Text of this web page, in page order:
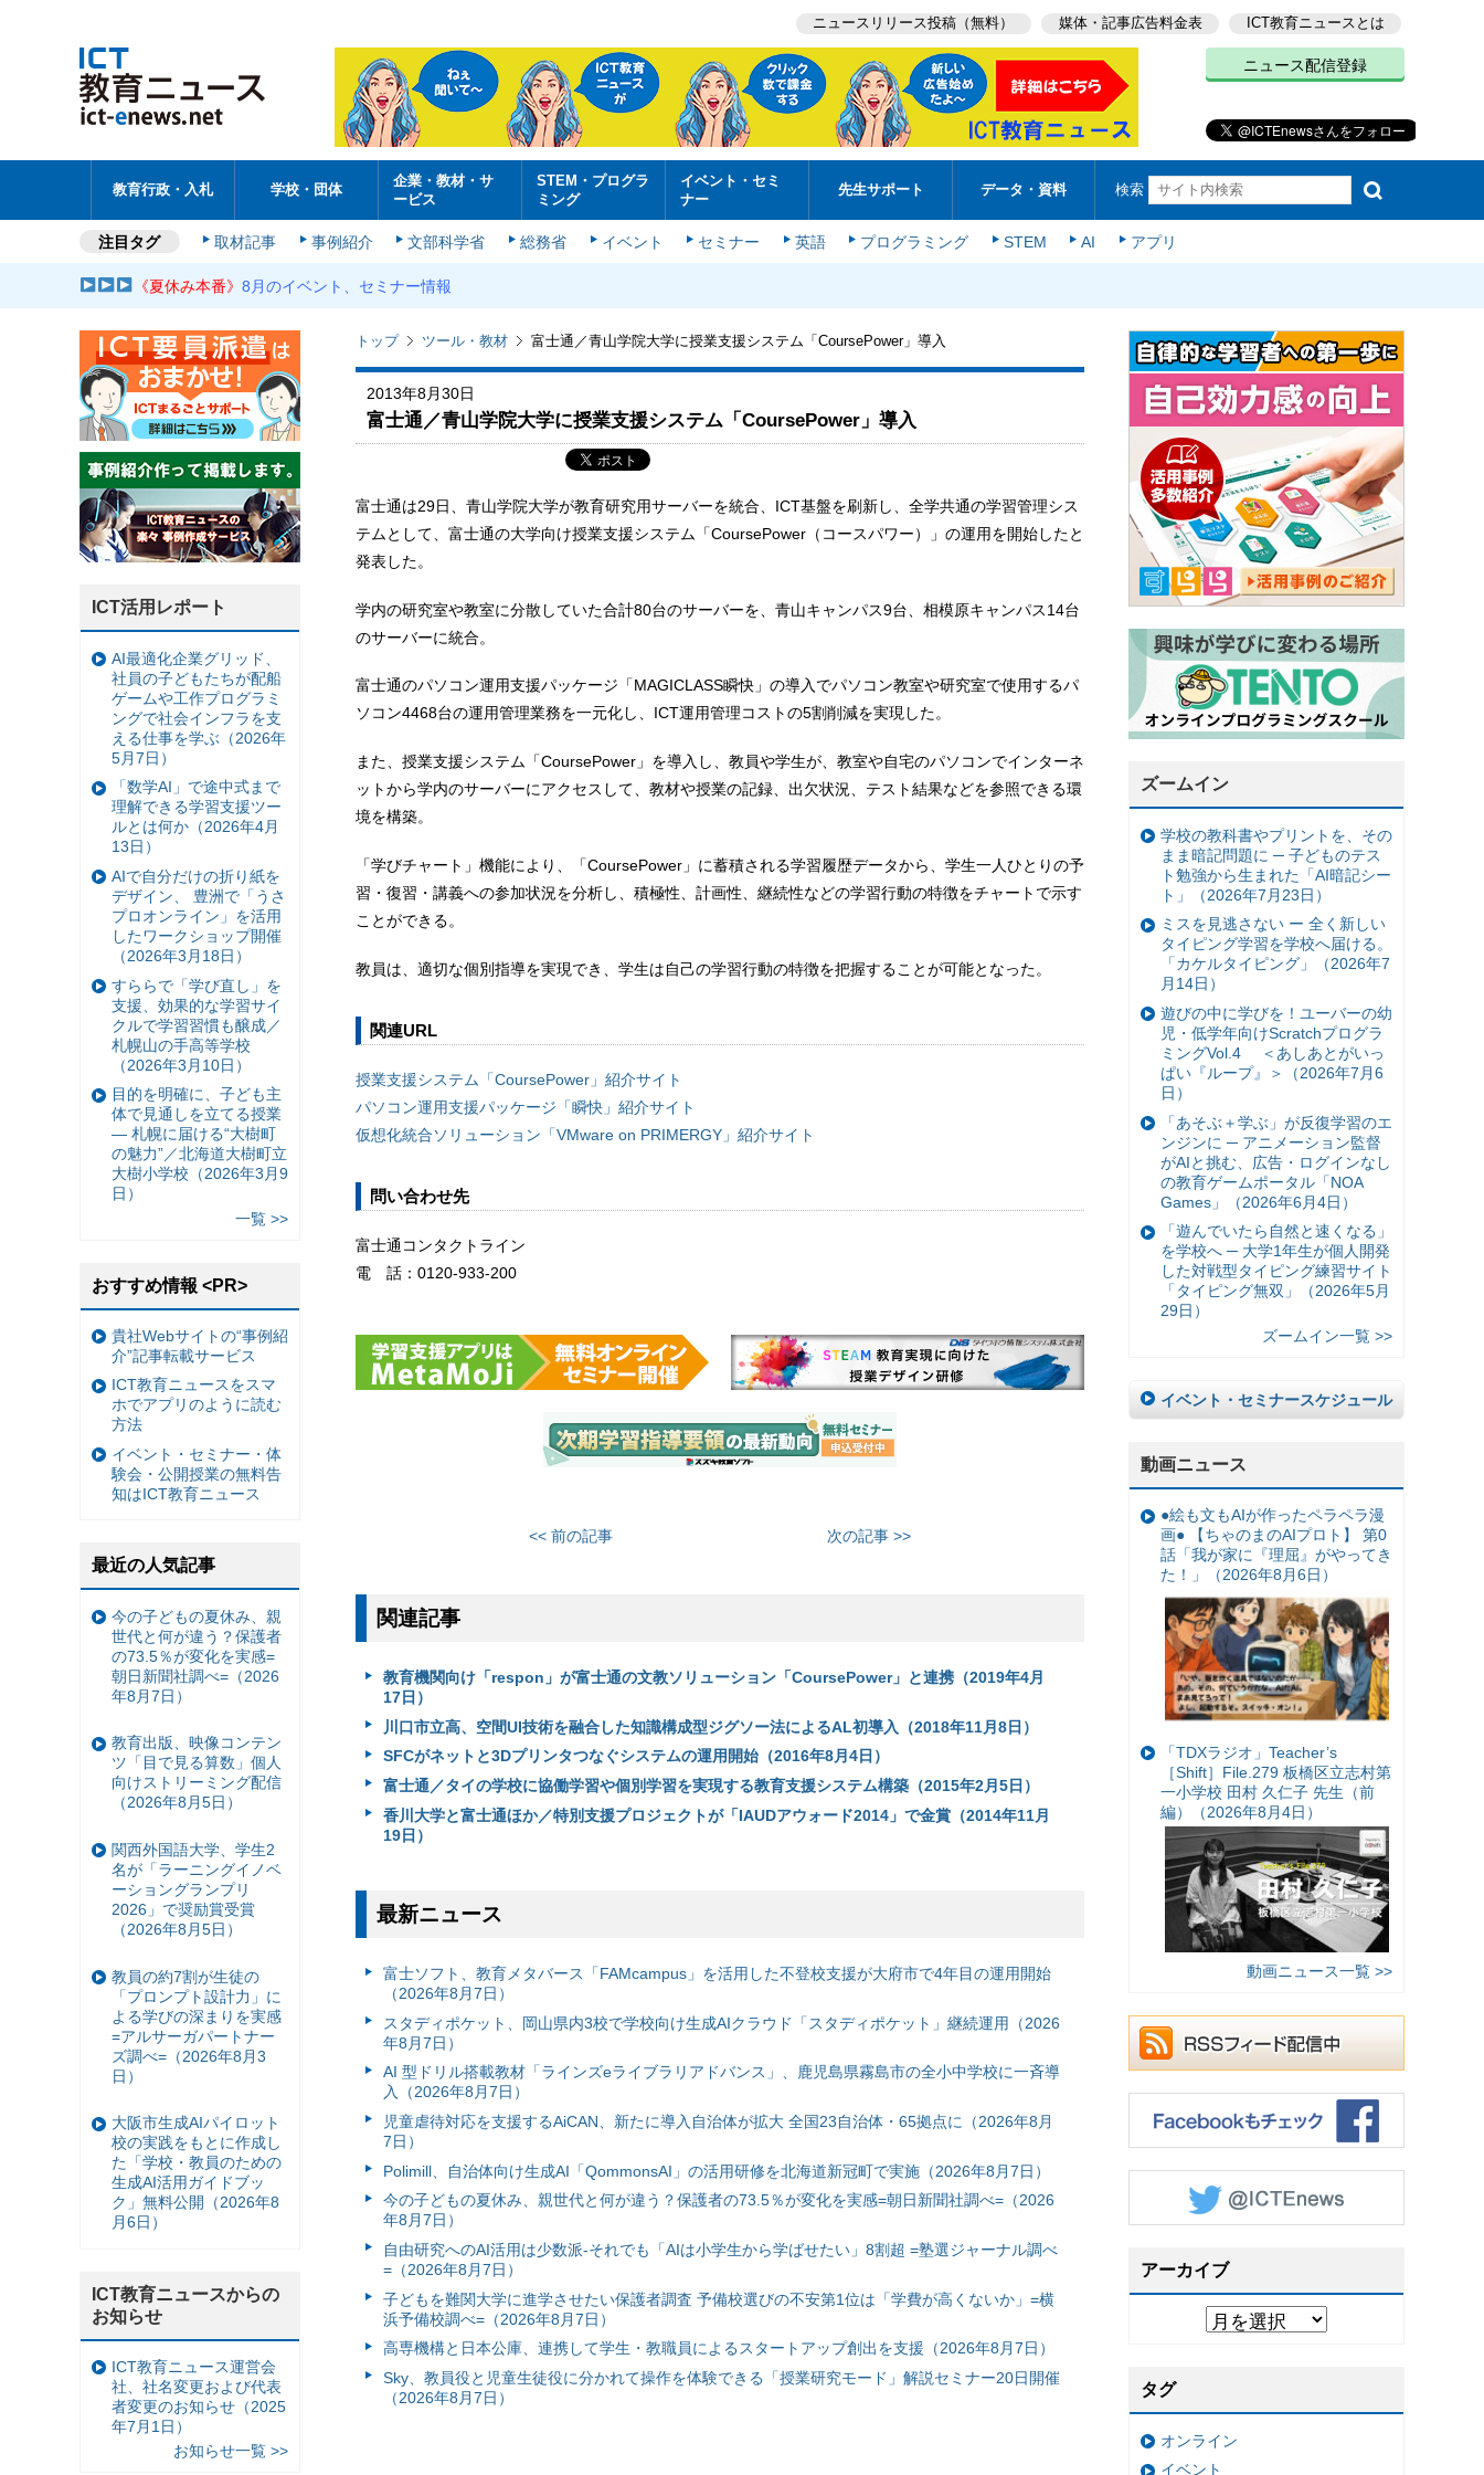
ニュースリリース投稿（無料） 媒体・記事広告料金表 ICT教育ニュースとは
ニュース配信登録
教育行政・入札 学校・団体
企業・教材・サ
ービス
STEM・プログラ
ミング
イベント・セミ
ナー
先生サポート データ・資料 検索
注目タグ 取材記事 事例紹介 文部科学省 総務省 イベント セミナー 英語 プログラミング STEM AI アプリ
《夏休み本番》8月のイベント、セミナー情報
トップ ツール・教材 富士通／青山学院大学に授業支援システム「CoursePower」導入
2013年8月30日
富士通／青山学院大学に授業支援システム「CoursePower」導入
富士通は29日、青山学院大学が教育研究用サーバーを統合、ICT基盤を刷新し、全学共通の学習管理シス
テムとして、富士通の大学向け授業支援システム「CoursePower（コースパワー）」の運用を開始したと
発表した。
学内の研究室や教室に分散していた合計80台のサーバーを、青山キャンパス9台、相模原キャンパス14台
のサーバーに統合。
富士通のパソコン運用支援パッケージ「MAGICLASS瞬快」の導入でパソコン教室や研究室で使用するパ
ソコン4468台の運用管理業務を一元化し、ICT運用管理コストの5割削減を実現した。
また、授業支援システム「CoursePower」を導入し、教員や学生が、教室や自宅のパソコンでインターネ
ットから学内のサーバーにアクセスして、教材や授業の記録、出欠状況、テスト結果などを参照できる環
境を構築。
「学びチャート」機能により、「CoursePower」に蓄積される学習履歴データから、学生一人ひとりの予
習・復習・講義への参加状況を分析し、積極性、計画性、継続性などの学習行動の特徴をチャートで示す
ことができる。
教員は、適切な個別指導を実現でき、学生は自己の学習行動の特徴を把握することが可能となった。
関連URL
授業支援システム「CoursePower」紹介サイト
パソコン運用支援パッケージ「瞬快」紹介サイト
仮想化統合ソリューション「VMware on PRIMERGY」紹介サイト
問い合わせ先
富士通コンタクトライン
電 話：0120-933-200
<< 前の記事 次の記事 >>
関連記事
教育機関向け「respon」が富士通の文教ソリューション「CoursePower」と連携（2019年4月
17日）
川口市立高、空間UI技術を融合した知識構成型ジグソー法によるAL初導入（2018年11月8日）
SFCがネットと3Dプリンタつなぐシステムの運用開始（2016年8月4日）
富士通／タイの学校に協働学習や個別学習を実現する教育支援システム構築（2015年2月5日）
香川大学と富士通ほか／特別支援プロジェクトが「IAUDアウォード2014」で金賞（2014年11月
19日）
最新ニュース
富⼠ソフト、教育メタバース「FAMcampus」を活用した不登校支援が大府市で4年目の運用開始
（2026年8月7日）
スタディポケット、岡山県内3校で学校向け生成AIクラウド「スタディポケット」継続運用（2026
年8月7日）
AI 型ドリル搭載教材「ラインズeライブラリアドバンス」、鹿児島県霧島市の全小中学校に一斉導
入（2026年8月7日）
児童虐待対応を支援するAiCAN、新たに導入自治体が拡大 全国23自治体・65拠点に（2026年8月
7日）
Polimill、自治体向け生成AI「QommonsAI」の活用研修を北海道新冠町で実施（2026年8月7日）
今の子どもの夏休み、親世代と何が違う？保護者の73.5％が変化を実感=朝日新聞社調べ=（2026
年8月7日）
自由研究へのAI活用は少数派-それでも「AIは小学生から学ばせたい」8割超 =塾選ジャーナル調べ
=（2026年8月7日）
子どもを難関大学に進学させたい保護者調査 予備校選びの不安第1位は「学費が高くないか」=横
浜予備校調べ=（2026年8月7日）
高専機構と日本公庫、連携して学生・教職員によるスタートアップ創出を支援（2026年8月7日）
Sky、教員役と児童生徒役に分かれて操作を体験できる「授業研究モード」解説セミナー20日開催
（2026年8月7日）
ズームイン
学校の教科書やプリントを、その
まま暗記問題に ─ 子どものテス
ト勉強から生まれた「AI暗記シー
ト」（2026年7月23日）
ミスを見逃さない ー 全く新しい
タイピング学習を学校へ届ける。
「カケルタイピング」（2026年7
月14日）
遊びの中に学びを！ユーバーの幼
児・低学年向けScratchプログラ
ミングVol.4 ＜あしあとがいっ
ぱい『ループ』＞（2026年7月6
日）
「あそぶ＋学ぶ」が反復学習のエ
ンジンに ─ アニメーション監督
がAIと挑む、広告・ログインなし
の教育ゲームポータル「NOA
Games」（2026年6月4日）
「遊んでいたら自然と速くなる」
を学校へ ─ 大学1年生が個人開発
した対戦型タイピング練習サイト
「タイピング無双」（2026年5月
29日）
ズームイン一覧 >>
イベント・セミナースケジュール
動画ニュース
●絵も文もAIが作ったペラペラ漫
画● 【ちゃのまのAIプロト】 第0
話「我が家に『理屈』がやってき
た！」（2026年8月6日）
「TDXラジオ」Teacher’s
［Shift］File.279 板橋区立志村第
一小学校 田村 久仁子 先生（前
編）（2026年8月4日）
動画ニュース一覧 >>
アーカイブ
タグ
オンライン
イベント
ICT活用レポート
AI最適化企業グリッド、
社員の子どもたちが配船
ゲームや工作プログラミ
ングで社会インフラを支
える仕事を学ぶ（2026年
5月7日）
「数学AI」で途中式まで
理解できる学習支援ツー
ルとは何か（2026年4月
13日）
AIで自分だけの折り紙を
デザイン、 豊洲で「うさ
プロオンライン」を活用
したワークショップ開催
（2026年3月18日）
すららで「学び直し」を
支援、効果的な学習サイ
クルで学習習慣も醸成／
札幌山の手高等学校
（2026年3月10日）
目的を明確に、子ども主
体で見通しを立てる授業
— 札幌に届ける“大樹町
の魅力”／北海道大樹町立
大樹小学校（2026年3月9
日）
一覧 >>
おすすめ情報 <PR>
貴社Webサイトの“事例紹
介”記事転載サービス
ICT教育ニュースをスマ
ホでアプリのように読む
方法
イベント・セミナー・体
験会・公開授業の無料告
知はICT教育ニュース
最近の人気記事
今の子どもの夏休み、親
世代と何が違う？保護者
の73.5％が変化を実感=
朝日新聞社調べ=（2026
年8月7日）
教育出版、映像コンテン
ツ「目で見る算数」個人
向けストリーミング配信
（2026年8月5日）
関西外国語大学、学生2
名が「ラーニングイノベ
ーショングランプリ
2026」で奨励賞受賞
（2026年8月5日）
教員の約7割が生徒の
「プロンプト設計力」に
よる学びの深まりを実感
=アルサーガパートナー
ズ調べ=（2026年8月3
日）
大阪市生成AIパイロット
校の実践をもとに作成し
た「学校・教員のための
生成AI活用ガイドブッ
ク」無料公開（2026年8
月6日）
ICT教育ニュースからの
お知らせ
ICT教育ニュース運営会
社、社名変更および代表
者変更のお知らせ（2025
年7月1日）
お知らせ一覧 >>